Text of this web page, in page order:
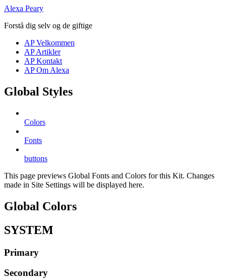
Skip
content
Alexa Peary
Forstå dig selv og de giftige
AP Velkommen
AP Artikler
AP Kontakt
AP Om Alexa
Global Styles
Colors
Fonts
buttons
This page previews Global Fonts and Colors for this Kit. Changes
made in Site Settings will be displayed here.
Global Colors
SYSTEM
Primary
Secondary